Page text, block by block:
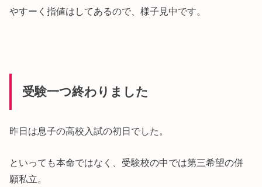
やすーく指値はしてあるので、様子見中です。
受験一つ終わりました
昨日は息子の高校入試の初日でした。
といっても本命ではなく、受験校の中では第三希望の併
願私立。